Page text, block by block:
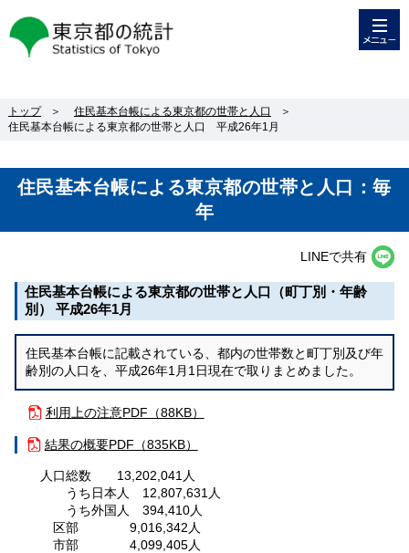
東京都の統計
トップ ＞ 住民基本台帳による東京都の世帯と人口
＞
住民基本台帳による東京都の世帯と人口 平成26年1月
住民基本台帳による東京都の世帯と人口：毎
年
LINEで共有
住民基本台帳による東京都の世帯と人口（町丁別・年齢
別） 平成26年1月
住民基本台帳に記載されている、都内の世帯数と町丁別及び年
齢別の人口を、平成26年1月1日現在で取りまとめました。
利用上の注意PDF（88KB）
結果の概要PDF（835KB）
人口総数 13,202,041人
うち日本人 12,807,631人
うち外国人 394,410人
区部 9,016,342人
市部 4,099,405人